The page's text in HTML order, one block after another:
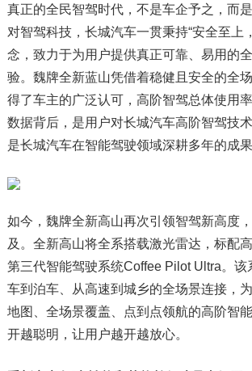
真正的全民智驾时代，不是车企予之，而
对智驾科技，长城汽车一贯秉持“安全至上
念，致力于为用户提供真正可靠、易用的
验。魏牌全新蓝山凭借着稳健且安全的全
得了车主的广泛认可，高阶智驾总体使用
数据背后，是用户对长城汽车高阶智驾技
是长城汽车在智能驾驶领域深耕多年的成果
如今，魏牌全新高山再次引领智驾新高度
及。全新高山将全系搭载激光雷达，标配
第三代智能驾驶系统Coffee Pilot Ultra。该
车到泊车、从高速到城乡的全场景连接，
地图、全场景覆盖、点到点领航的高阶智
开越聪明，让用户越开越放心。